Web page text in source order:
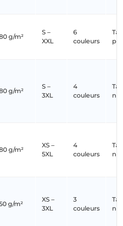
g/m²
S –
XXL
6
couleurs
g/m²
S –
3XL
4
couleurs
g/m²
XS –
5XL
4
couleurs
g/m²
XS –
3XL
3
couleurs